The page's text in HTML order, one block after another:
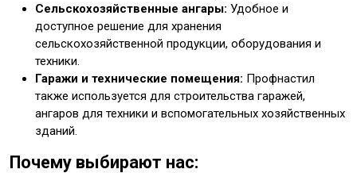
Сельскохозяйственные ангары: Удобное и
доступное решение для хранения
сельскохозяйственной продукции, оборудования и
техники.
Гаражи и технические помещения: Профнастил
также используется для строительства гаражей,
ангаров для техники и вспомогательных хозяйственных
зданий.
Почему выбирают нас: